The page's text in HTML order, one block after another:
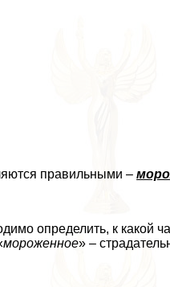
правильными –
определить, к какой
мороженное» –